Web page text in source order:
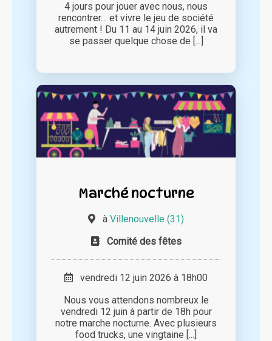
4 jours pour jouer avec nous, nous
rencontrer… et vivre le jeu de société
autrement ! Du 11 au 14 juin 2026, il va
se passer quelque chose de [...]
Marché nocturne
à Villenouvelle (31)
Comité des fêtes
vendredi 12 juin 2026 à 18h00
Nous vous attendons nombreux le
vendredi 12 juin à partir de 18h pour
notre marche nocturne. Avec plusieurs
food trucks, une vingtaine [...]